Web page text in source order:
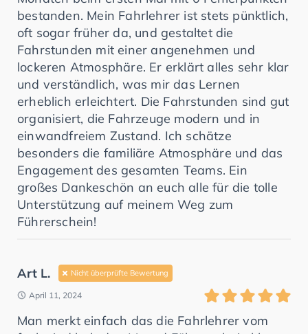
bestanden. Mein Fahrlehrer ist stets pünktlich,
oft sogar früher da, und gestaltet die
Fahrstunden mit einer angenehmen und
lockeren Atmosphäre. Er erklärt alles sehr klar
und verständlich, was mir das Lernen
erheblich erleichtert. Die Fahrstunden sind gut
organisiert, die Fahrzeuge modern und in
einwandfreiem Zustand. Ich schätze
besonders die familiäre Atmosphäre und das
Engagement des gesamten Teams. Ein
großes Dankeschön an euch alle für die tolle
Unterstützung auf meinem Weg zum
Führerschein!
Art L. Nicht überprüfte Bewertung
April 11, 2024
Man merkt einfach das die Fahrlehrer vom